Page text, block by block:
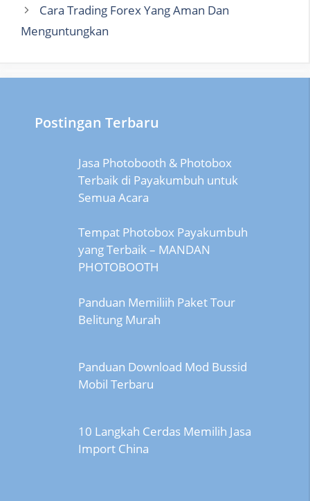
Cara Trading Forex Yang Aman Dan
Menguntungkan
Postingan Terbaru
Jasa Photobooth & Photobox
Terbaik di Payakumbuh untuk
Semua Acara
Tempat Photobox Payakumbuh
yang Terbaik – MANDAN
PHOTOBOOTH
Panduan Memiliih Paket Tour
Belitung Murah
Panduan Download Mod Bussid
Mobil Terbaru
10 Langkah Cerdas Memilih Jasa
Import China